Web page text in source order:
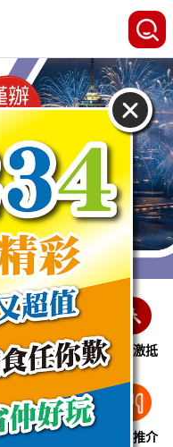
休閒娛樂 會員激抵
買一送一 美食推介